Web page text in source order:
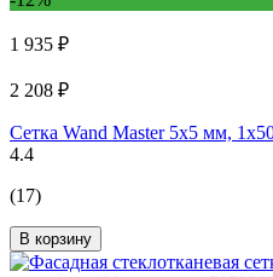
1 935 ₽
2 208 ₽
Сетка Wand Master 5х5 мм,
4.4
(17)
В корзину